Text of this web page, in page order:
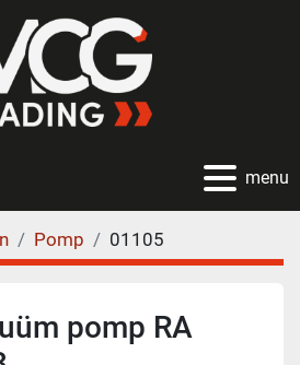
menu
Pomp 01105
pomp RA